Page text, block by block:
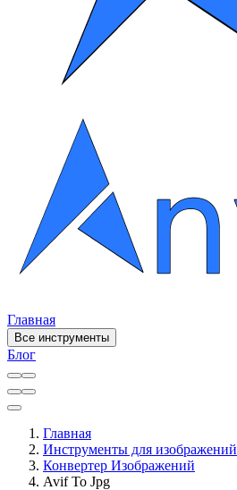
Главная
Все инструменты
Блог
Главная
Инструменты для изображений
Конвертер Изображений
Avif To Jpg